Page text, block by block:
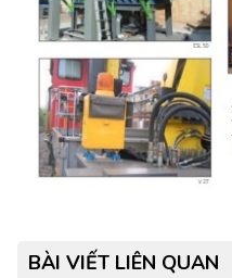
BÀI VIẾT LIÊN QUAN